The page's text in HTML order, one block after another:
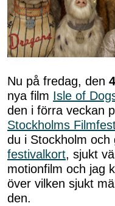
Nu på fredag, den
nya film Isle of
den i förra veckan
Stockholms
du i Stockholm
festivalkort, sjukt
motionfilm och jag
över vilken sjukt
den.